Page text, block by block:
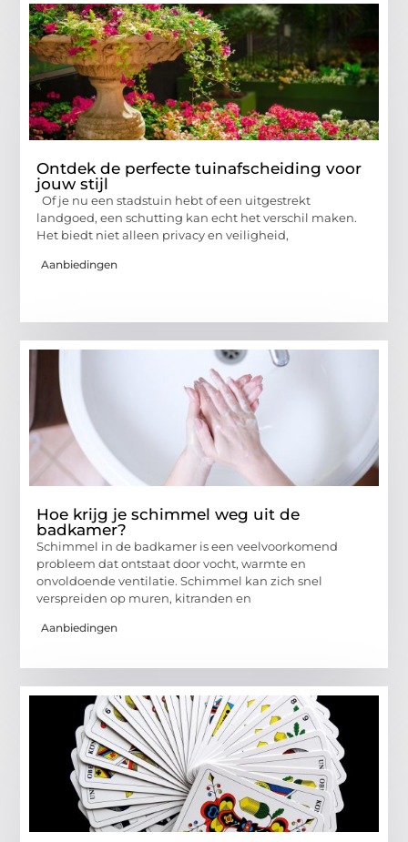
Ontdek de perfecte tuinafscheiding voor
jouw stijl
Of je nu een stadstuin hebt of een uitgestrekt
landgoed, een schutting kan echt het verschil maken.
Het biedt niet alleen privacy en veiligheid,
Aanbiedingen
Hoe krijg je schimmel weg uit de
badkamer?
Schimmel in de badkamer is een veelvoorkomend
probleem dat ontstaat door vocht, warmte en
onvoldoende ventilatie. Schimmel kan zich snel
verspreiden op muren, kitranden en
Aanbiedingen